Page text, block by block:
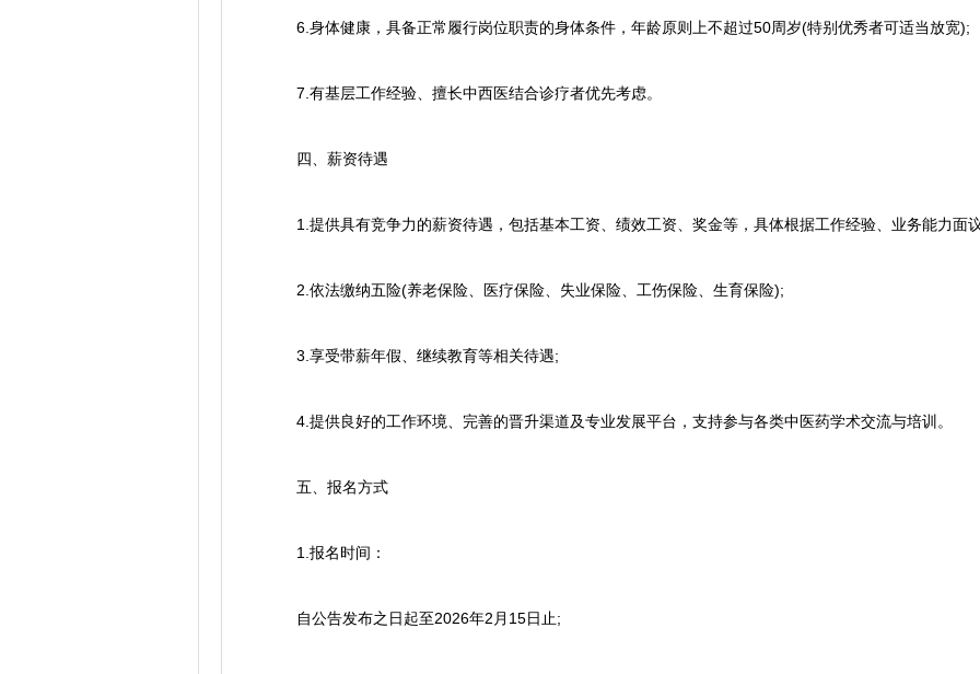
6.身体健康，具备正常履行岗位职责的身体条件，年龄原则上不超过50周岁(特别优秀者可适当放宽);
7.有基层工作经验、擅长中西医结合诊疗者优先考虑。
四、薪资待遇
1.提供具有竞争力的薪资待遇，包括基本工资、绩效工资、奖金等，具体根据工作经验、业务能力面
2.依法缴纳五险(养老保险、医疗保险、失业保险、工伤保险、生育保险);
3.享受带薪年假、继续教育等相关待遇;
4.提供良好的工作环境、完善的晋升渠道及专业发展平台，支持参与各类中医药学术交流与培训。
五、报名方式
1.报名时间：
自公告发布之日起至2026年2月15日止;